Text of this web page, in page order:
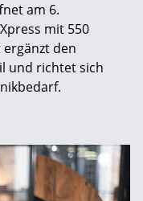
am 6.
mit 550
den
und richtet sich